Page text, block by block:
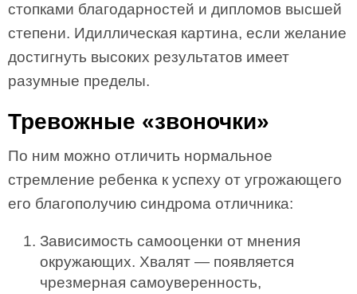
стопками благодарностей и дипломов высшей
степени. Идиллическая картина, если желание
достигнуть высоких результатов имеет
разумные пределы.
Тревожные «звоночки»
По ним можно отличить нормальное
стремление ребенка к успеху от угрожающего
его благополучию синдрома отличника:
Зависимость самооценки от мнения
окружающих. Хвалят — появляется
чрезмерная самоуверенность,